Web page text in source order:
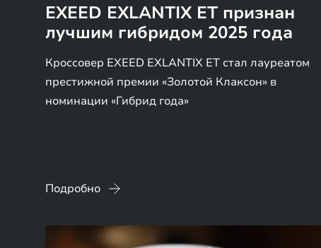
EXEED EXLANTIX ET признан
лучшим гибридом 2025 года
Кроссовер EXEED EXLANTIX ET стал лауреатом
престижной премии «Золотой Клаксон» в
номинации «Гибрид года»
Подробно